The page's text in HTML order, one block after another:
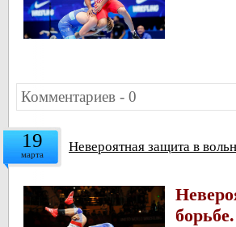
Комментариев - 0
19
марта Невероятная защита в